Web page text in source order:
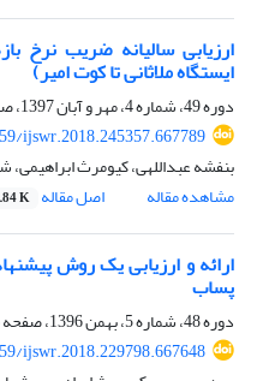
ارزیابی سالیانه ضریب نرخ
ایستگاه ملاثانی تا کوت امیر)
دوره 49، شماره 4، مهر و آبان 1397، صفحه
ijswr.2018.245357.667789
بنفشه عبداللهی، کیومرث ابراهیمی،
مشاهده مقاله
اصل مقاله K
ارائه و ارزیابی یک روش
پساب
دوره 48، شماره 5، بهمن 1396، صفحه
ijswr.2018.229798.667648